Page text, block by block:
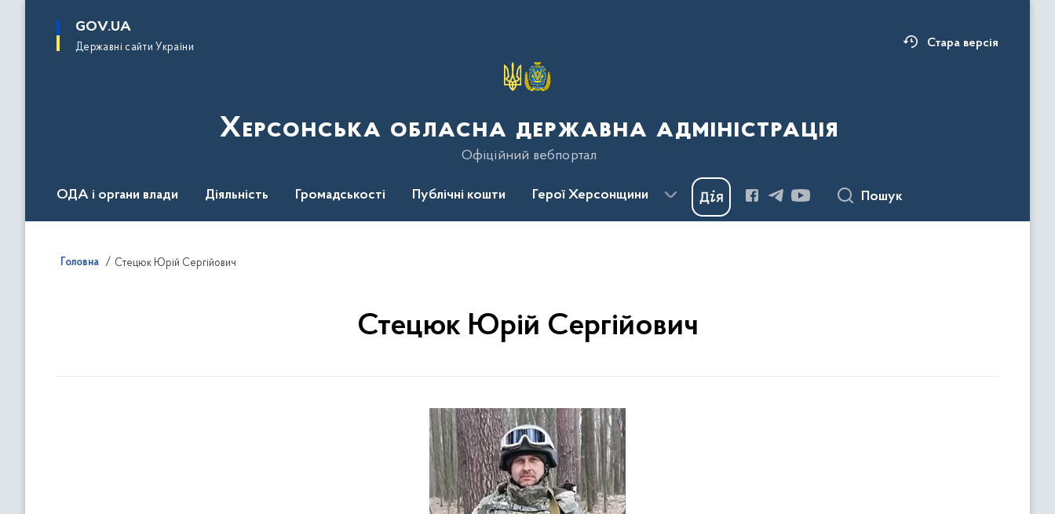
основного
GOV.UA
Державні сайти України Стара версія
Херсонська обласна державна адміністрація
Офіційний вебпортал
ОДА і органи влади Діяльність Громадськості Публічні кошти Герої Херсонщини Пошук
Головна Стецюк Юрій Сергійович
Стецюк Юрій Сергійович